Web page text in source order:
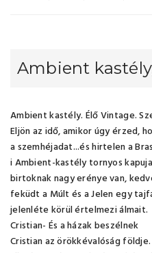
Ambient
Ambient kastély. Élő Vintage.
Eljön az idő, amikor úgy érzed,
a szemhéjadat...és hirtelen a
i Ambient-kastély tornyos
birtoknak nagy erénye van,
feküdt a Múlt és a Jelen egy
jelenléte körül értelmezi álmait.
Cristian- És a házak beszélnek
Cristian az örökkévalóság